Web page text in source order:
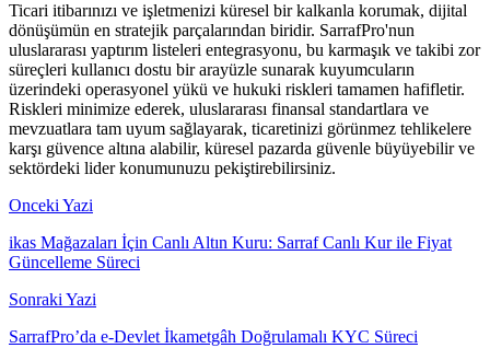
Ticari itibarınızı ve işletmenizi küresel bir kalkanla korumak, dijital
dönüşümün en stratejik parçalarından biridir. SarrafPro'nun
uluslararası yaptırım listeleri entegrasyonu, bu karmaşık ve takibi zor
süreçleri kullanıcı dostu bir arayüzle sunarak kuyumcuların
üzerindeki operasyonel yükü ve hukuki riskleri tamamen hafifletir.
Riskleri minimize ederek, uluslararası finansal standartlara ve
mevzuatlara tam uyum sağlayarak, ticaretinizi görünmez tehlikelere
karşı güvence altına alabilir, küresel pazarda güvenle büyüyebilir ve
sektördeki lider konumunuzu pekiştirebilirsiniz.
Onceki Yazi
ikas Mağazaları İçin Canlı Altın Kuru: Sarraf Canlı Kur ile Fiyat
Güncelleme Süreci
Sonraki Yazi
SarrafPro’da e-Devlet İkametgâh Doğrulamalı KYC Süreci